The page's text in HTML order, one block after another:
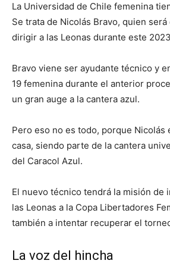
La Universidad de Chile femenina
Se trata de Nicolás Bravo, quien
dirigir a las Leonas durante este
Bravo viene ser ayudante técnico y
19 femenina durante el anterior
un gran auge a la cantera azul.
Pero eso no es todo, porque Nicolás
casa, siendo parte de la cantera
del Caracol Azul.
El nuevo técnico tendrá la misión de
las Leonas a la Copa Libertadores
también a intentar recuperar el
La voz del hincha